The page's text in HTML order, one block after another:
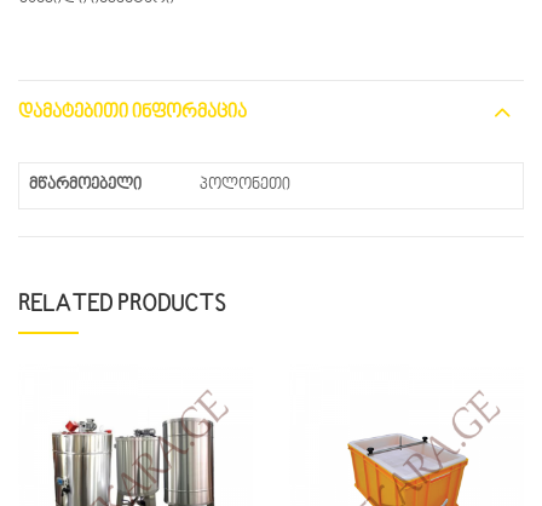
ᲓᲐᲛᲐᲢᲔᲑᲘᲗᲘ ᲘᲜᲤᲝᲠᲛᲐᲪᲘᲐ
მწარმოებელი პოლონეთი
RELATED PRODUCTS